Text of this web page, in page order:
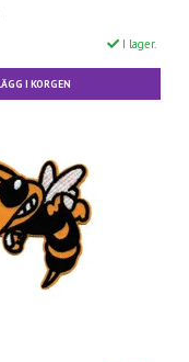
I lager.